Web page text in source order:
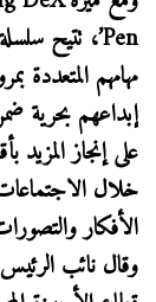
مهامهم المتعددة
إبداعهم بحرية
على إنجاز
خلال
الأفكار
وقال نائب